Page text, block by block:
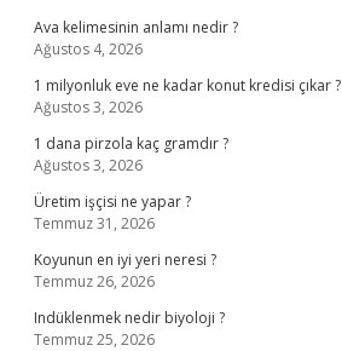
Ava kelimesinin anlamı nedir ?
Ağustos 4, 2026
1 milyonluk eve ne kadar konut kredisi çıkar ?
Ağustos 3, 2026
1 dana pirzola kaç gramdır ?
Ağustos 3, 2026
Üretim işçisi ne yapar ?
Temmuz 31, 2026
Koyunun en iyi yeri neresi ?
Temmuz 26, 2026
Indüklenmek nedir biyoloji ?
Temmuz 25, 2026